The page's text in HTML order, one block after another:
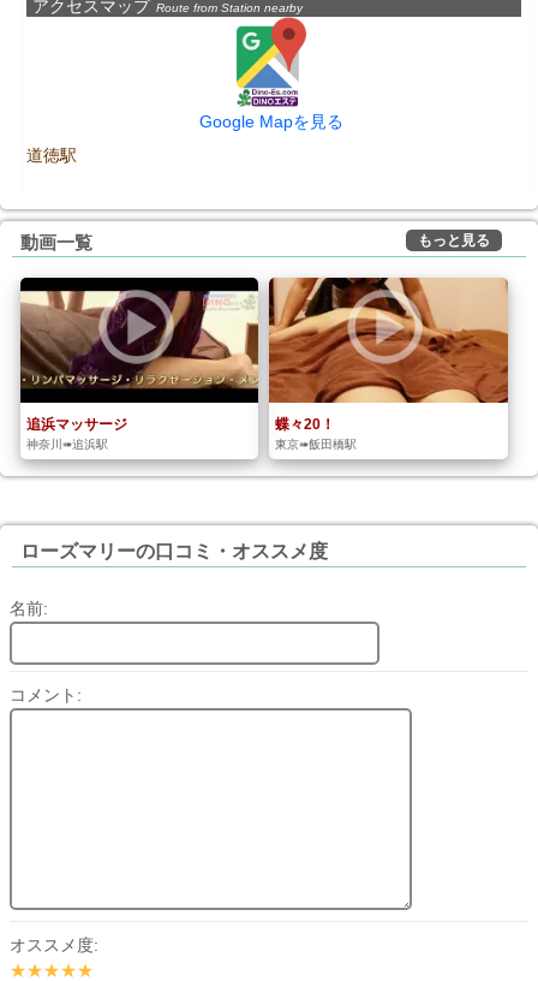
アクセスマップ Route from Station nearby
Google Mapを見る
道徳駅
動画一覧 もっと見る
追浜マッサージ
神奈川➠追浜駅
蝶々20！
東京➠飯田橋駅
ローズマリーの口コミ・オススメ度
名前:
コメント:
オススメ度:
★★★★★